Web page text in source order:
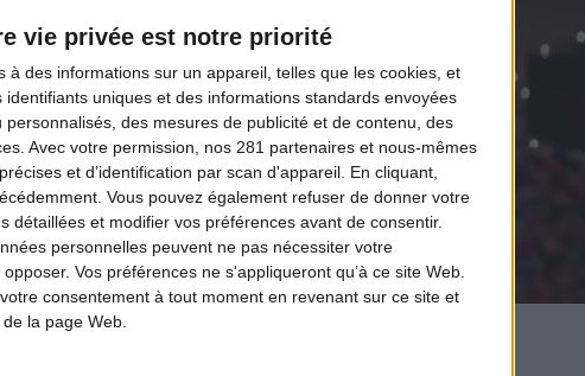
vie privée est notre priorité
à des informations sur un appareil, telles que les cookies, et
uniques et des informations standards envoyées
des mesures de publicité et de contenu, des
Avec votre permission, nos 281 partenaires et nous-mêmes
et d’identification par scan d'appareil. En cliquant,
Vous pouvez également refuser de donner votre
et modifier vos préférences avant de consentir.
personnelles peuvent ne pas nécessiter votre
Vos préférences ne s'appliqueront qu’à ce site Web.
consentement à tout moment en revenant sur ce site et
la page Web.